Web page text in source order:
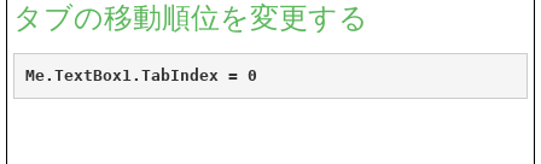
タブの移動順位を変更する
Me.TextBox1.TabIndex = 0